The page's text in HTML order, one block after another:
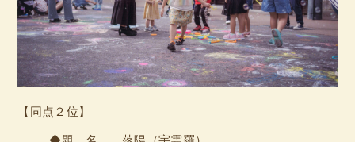
【同点２位】